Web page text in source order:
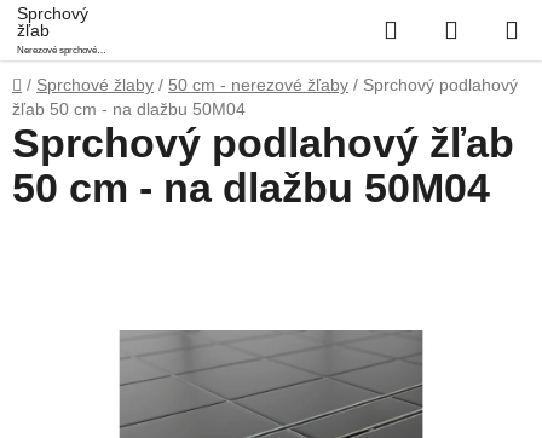
Prejsť
na
obsah
Sprchový
žľab
Nerezové sprchové
podlahové žľaby
Hľadať
KOŠÍK
Domov
/ Sprchové žlaby / 50 cm - nerezové žľaby / Sprchový podlahový
žľab 50 cm - na dlažbu 50M04
Sprchový podlahový žľab
50 cm - na dlažbu 50M04